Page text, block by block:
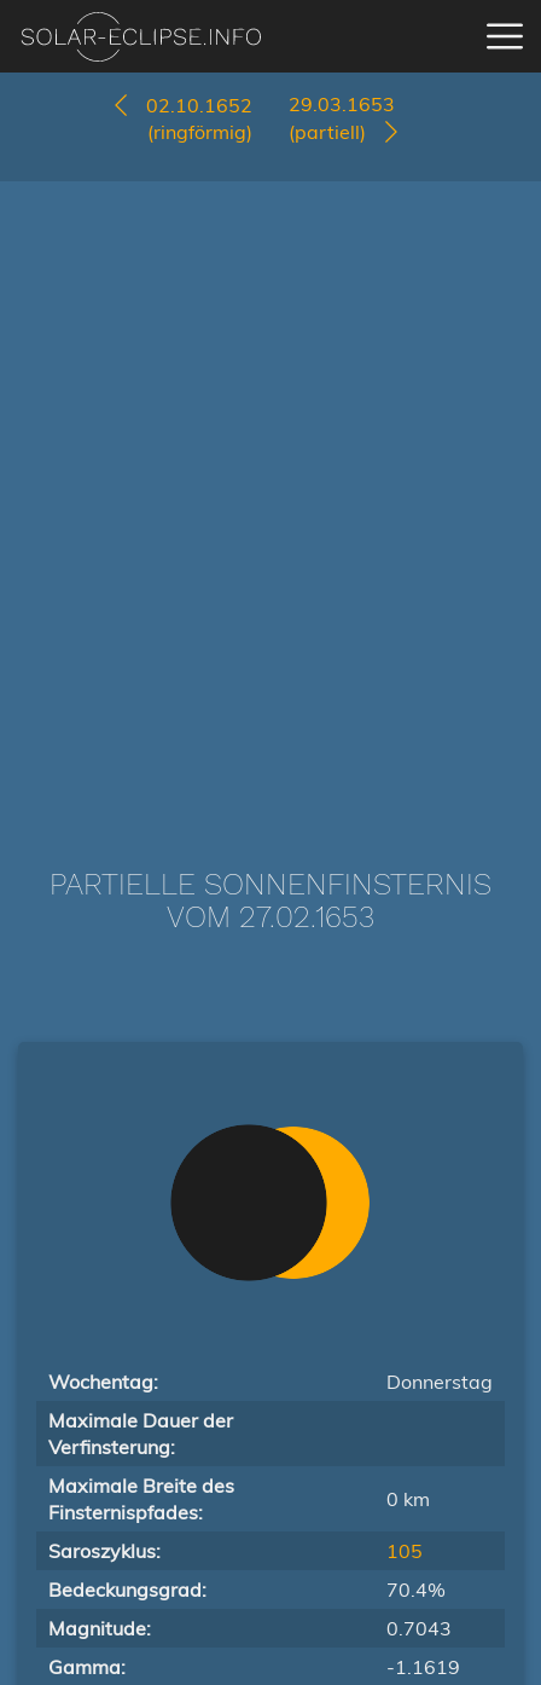
02.10.1652
(ringförmig)
29.03.1653
(partiell)
PARTIELLE SONNENFINSTERNIS
VOM 27.02.1653
Wochentag:
Donnerstag
Maximale Dauer der
Verfinsterung:
Maximale Breite des
Finsternispfades:
0 km
Saroszyklus:
105
Bedeckungsgrad:
70.4%
Magnitude:
0.7043
Gamma:
-1.1619